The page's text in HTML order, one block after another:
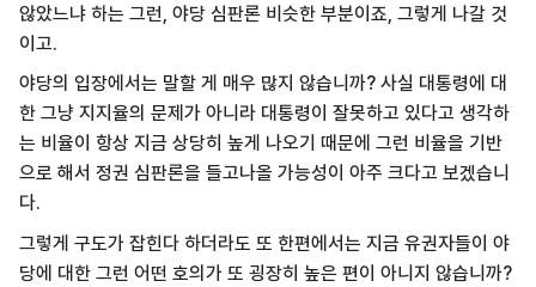
않았느냐 하는 그런, 야당 심판론 비슷한 부분이죠, 그렇게 나갈 것
이고.
야당의 입장에서는 말할 게 매우 많지 않습니까? 사실 대통령에 대
한 그냥 지지율의 문제가 아니라 대통령이 잘못하고 있다고 생각하
는 비율이 항상 지금 상당히 높게 나오기 때문에 그런 비율을 기반
으로 해서 정권 심판론을 들고나올 가능성이 아주 크다고 보겠습니
다.
그렇게 구도가 잡힌다 하더라도 또 한편에서는 지금 유권자들이 야
당에 대한 그런 어떤 호의가 또 굉장히 높은 편이 아니지 않습니까?